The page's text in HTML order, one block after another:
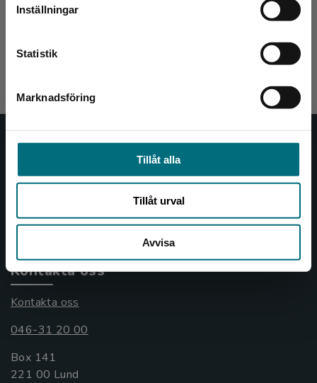
Inställningar
Statistik
Marknadsföring
Tillåt alla
Tillåt urval
Avvisa
Nypon och Vilja
Nypon och Vilja förlag ger ut böcker som väcker läslust
och öppnar dörren till nya världar och möjligheter för
såväl barn som vuxna.
Kontakta oss
Kontakta oss
046-31 20 00
Box 141
221 00 Lund